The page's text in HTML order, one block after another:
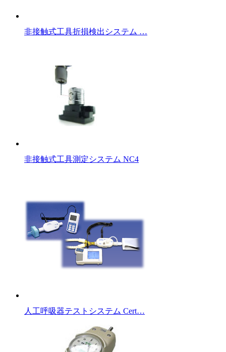
非接触式工具折損検出システム …
非接触式工具測定システム NC4
人工呼吸器テストシステム Cert…